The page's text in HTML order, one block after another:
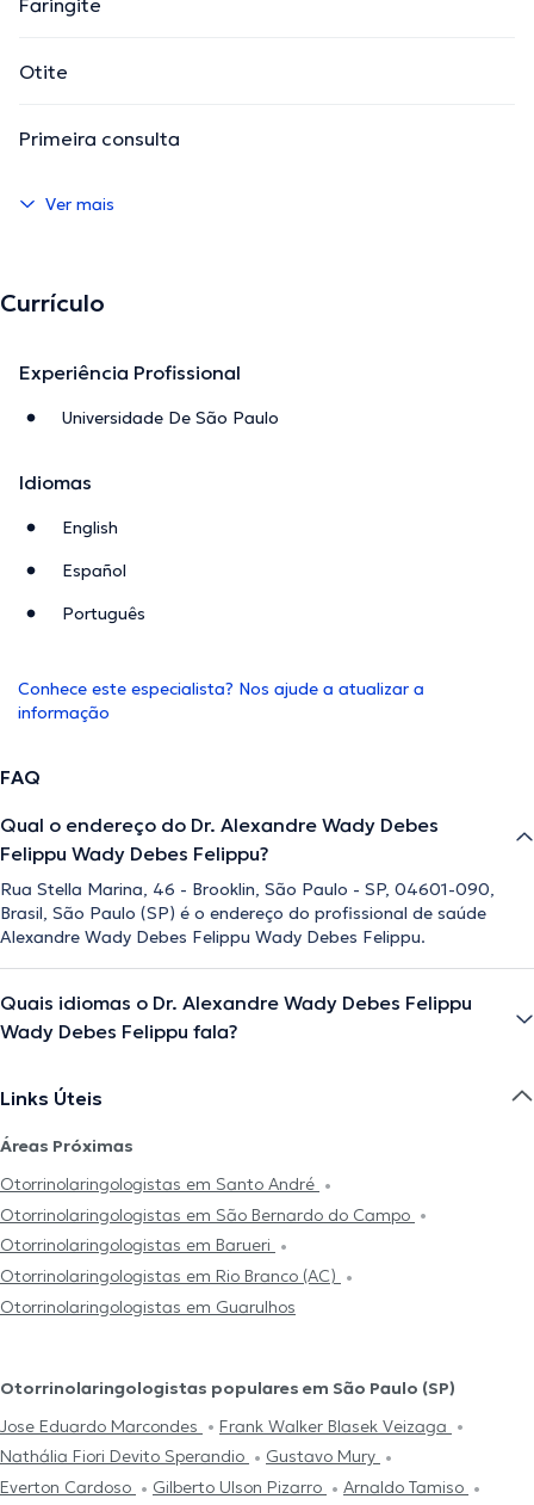
Faringite
Otite
Primeira consulta
Ver mais
Currículo
Experiência Profissional
Universidade De São Paulo
Idiomas
English
Español
Português
Conhece este especialista? Nos ajude a atualizar a
informação
FAQ
Qual o endereço do Dr. Alexandre Wady Debes
Felippu Wady Debes Felippu?
Rua Stella Marina, 46 - Brooklin, São Paulo - SP, 04601-090,
Brasil, São Paulo (SP) é o endereço do profissional de saúde
Alexandre Wady Debes Felippu Wady Debes Felippu.
Quais idiomas o Dr. Alexandre Wady Debes Felippu
Wady Debes Felippu fala?
Links Úteis
Áreas Próximas
Otorrinolaringologistas em Santo André
Otorrinolaringologistas em São Bernardo do Campo
Otorrinolaringologistas em Barueri
Otorrinolaringologistas em Rio Branco (AC)
Otorrinolaringologistas em Guarulhos
Otorrinolaringologistas populares em São Paulo (SP)
Jose Eduardo Marcondes
Frank Walker Blasek Veizaga
Nathália Fiori Devito Sperandio
Gustavo Mury
Everton Cardoso
Gilberto Ulson Pizarro
Arnaldo Tamiso